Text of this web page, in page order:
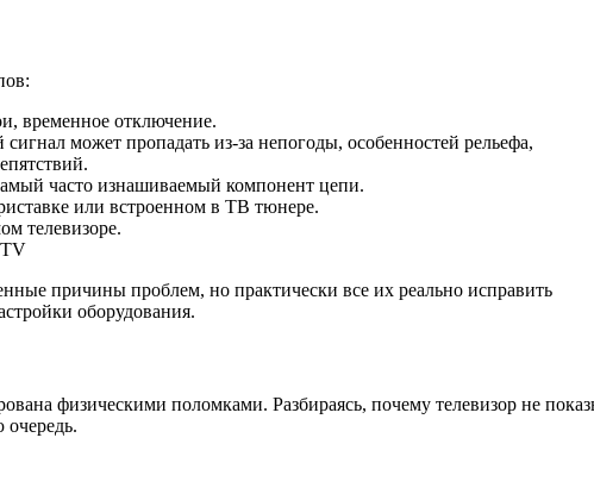
временное отключение.
может пропадать из-за непогоды, особенностей рельефа,
часто изнашиваемый компонент цепи.
или встроенном в ТВ тюнере.
телевизоре.
причины проблем, но практически все их реально исправить
оборудования.
физическими поломками. Разбираясь, почему телевизор не